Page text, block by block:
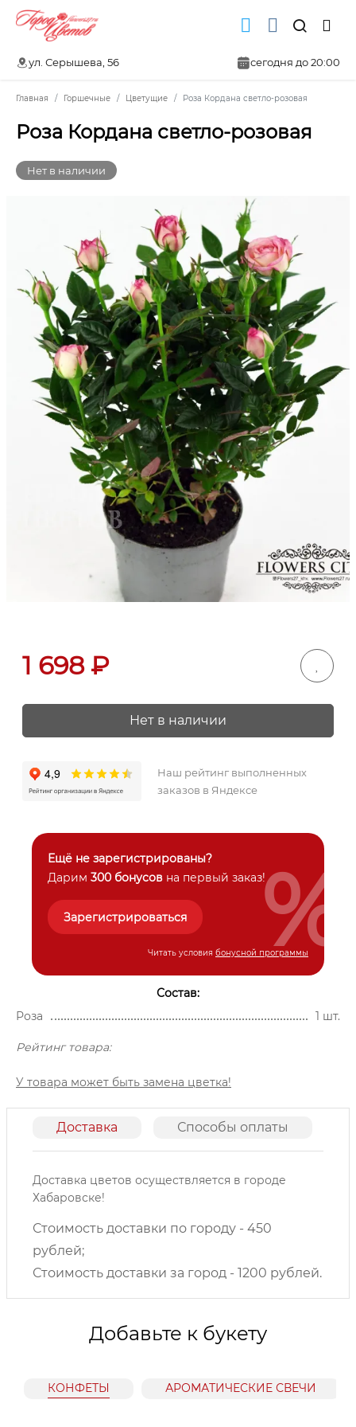
ул. Серышева, 56 сегодня до 20:00
Главная Горшечные Цветущие Роза Кордана светло-розовая
Роза Кордана светло-розовая
Нет в наличии
1 698₽
Нет в наличии
Наш рейтинг выполненных
заказов в Яндексе
Ещё не зарегистрированы?
Дарим 300 бонусов на первый заказ!
Зарегистрироваться
Читать условия бонусной программы
%
Состав:
Роза
1 шт.
Рейтинг товара:
У товара может быть замена цветка!
Доставка Способы оплаты
Доставка цветов осуществляется в городе
Хабаровске!
Стоимость доставки по городу - 450
рублей;
Стоимость доставки за город - 1200 рублей.
Добавьте к букету
КОНФЕТЫ АРОМАТИЧЕСКИЕ СВЕЧИ